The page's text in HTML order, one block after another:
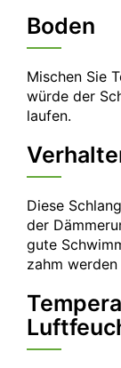
Boden
Mischen Sie
würde der
laufen.
Diese
der
gute
zahm